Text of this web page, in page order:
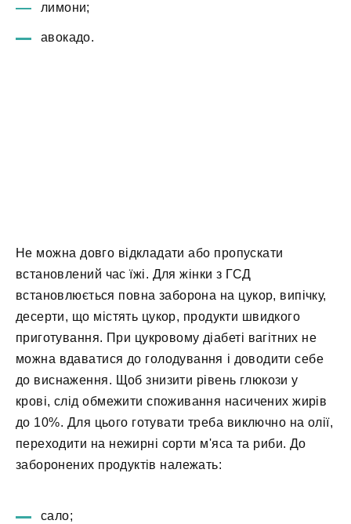
лимони;
авокадо.
Не можна довго відкладати або пропускати
встановлений час їжі. Для жінки з ГСД
встановлюється повна заборона на цукор, випічку,
десерти, що містять цукор, продукти швидкого
приготування. При цукровому діабеті вагітних не
можна вдаватися до голодування і доводити себе
до виснаження. Щоб знизити рівень глюкози у
крові, слід обмежити споживання насичених жирів
до 10%. Для цього готувати треба виключно на олії,
переходити на нежирні сорти м'яса та риби. До
заборонених продуктів належать:
сало;